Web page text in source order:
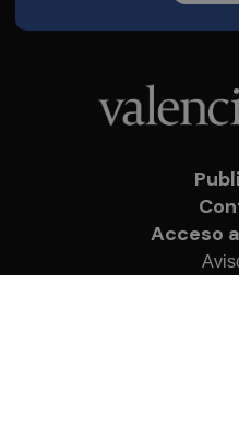
Acceso